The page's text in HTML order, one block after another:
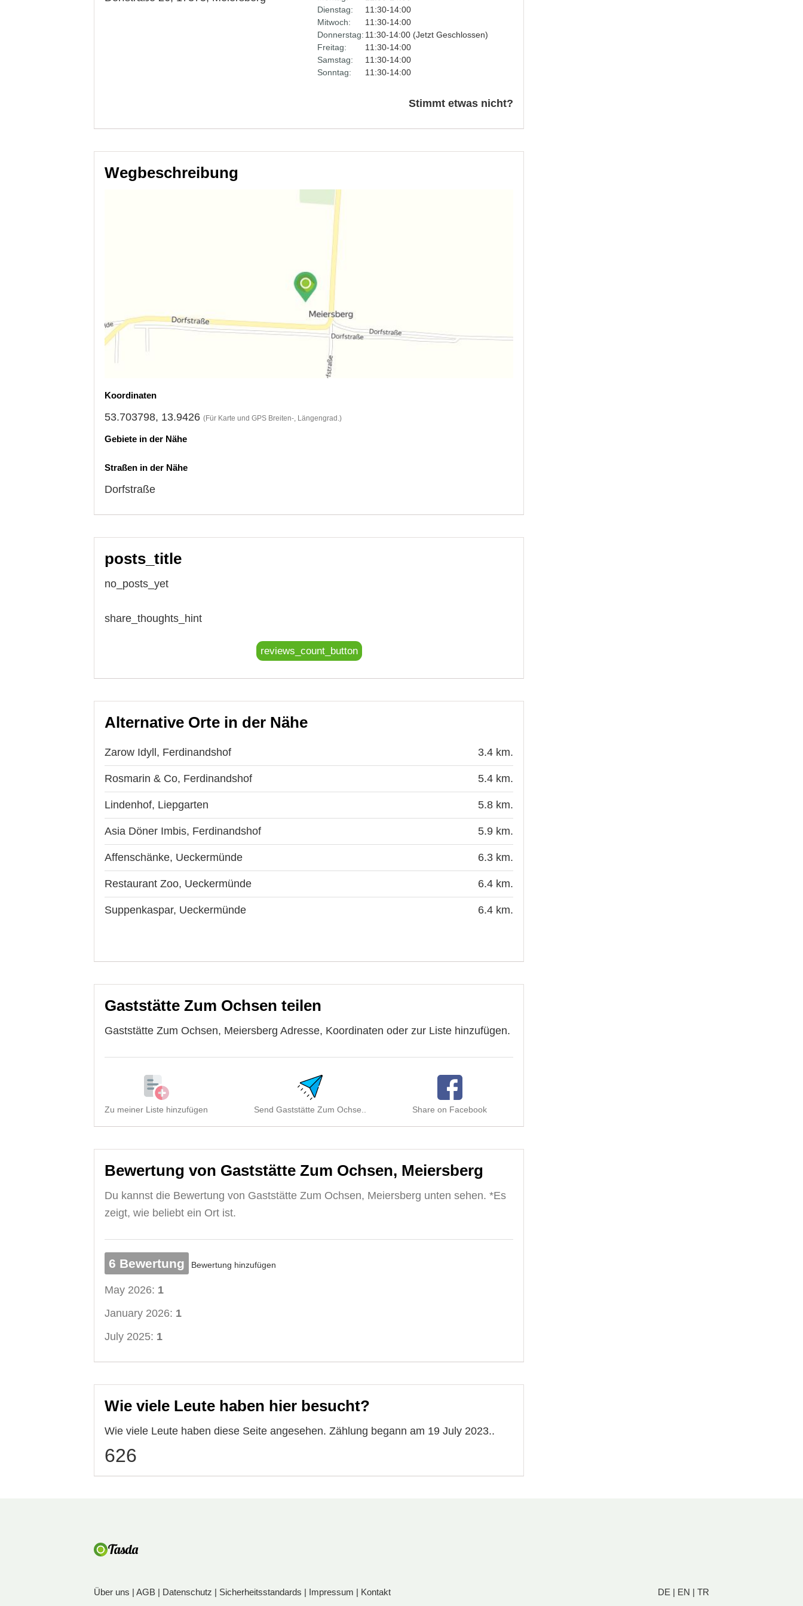
Dienstag:
11:30-14:00
Mitwoch:
11:30-14:00
Donnerstag: 11:30-14:00 (Jetzt Geschlossen)
Freitag:
11:30-14:00
Samstag:
11:30-14:00
Sonntag:
11:30-14:00
Stimmt etwas nicht?
Wegbeschreibung
Koordinaten
53.703798, 13.9426 (Für Karte und GPS Breiten-, Längengrad.)
Gebiete in der Nähe
Straßen in der Nähe
Dorfstraße
posts_title
no_posts_yet
share_thoughts_hint
reviews_count_button
Alternative Orte in der Nähe
Zarow Idyll, Ferdinandshof 3.4 km.
Rosmarin & Co, Ferdinandshof 5.4 km.
Lindenhof, Liepgarten 5.8 km.
Asia Döner Imbis, Ferdinandshof 5.9 km.
Affenschänke, Ueckermünde 6.3 km.
Restaurant Zoo, Ueckermünde 6.4 km.
Suppenkaspar, Ueckermünde 6.4 km.
Gaststätte Zum Ochsen teilen
Gaststätte Zum Ochsen, Meiersberg Adresse, Koordinaten oder zur Liste hinzufügen.
Zu meiner Liste hinzufügen Send Gaststätte Zum Ochse.. Share on Facebook
Bewertung von Gaststätte Zum Ochsen, Meiersberg
Du kannst die Bewertung von Gaststätte Zum Ochsen, Meiersberg unten sehen. *Es
zeigt, wie beliebt ein Ort ist.
6 Bewertung Bewertung hinzufügen
May 2026: 1
January 2026: 1
July 2025: 1
Wie viele Leute haben hier besucht?
Wie viele Leute haben diese Seite angesehen. Zählung begann am 19 July 2023..
626
Über uns | AGB | Datenschutz | Sicherheitsstandards | Impressum | Kontakt DE | EN | TR